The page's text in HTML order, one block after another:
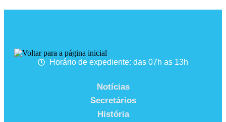
Horário de expediente: das 07h as 13h
Notícias
Secretários
História